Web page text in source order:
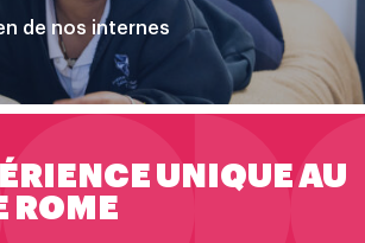
de nos internes
UNIQUE AU
ROME